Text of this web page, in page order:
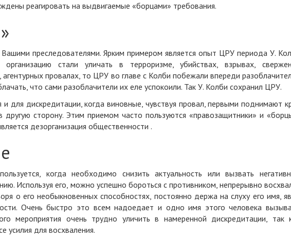
реагировать на выдвигаемые «борцами» требования.
преследователями. Ярким примером является опыт ЦРУ периода У.
стали уличать в терроризме, убийствах, взрывах,
агентурных провалах, то ЦРУ во главе с Колби побежали впереди
что сами разоблачители их еле успокоили. Так У. Колби сохранил ЦРУ.
и для дискредитации, когда виновные, чувствуя провал, первыми поднимают
другую сторону. Этим приемом часто пользуются «правозащитники» и
дезорганизация общественности .
когда необходимо снизить актуальность или вызвать
Используя его, можно успешно бороться с противником, непрерывно
о его необыкновенных способностях, постоянно держа на слуху его имя,
Очень быстро это всем надоедает и одно имя этого человека
мероприятия очень трудно уличить в намеренной дискредитации, так
усилия для восхваления.